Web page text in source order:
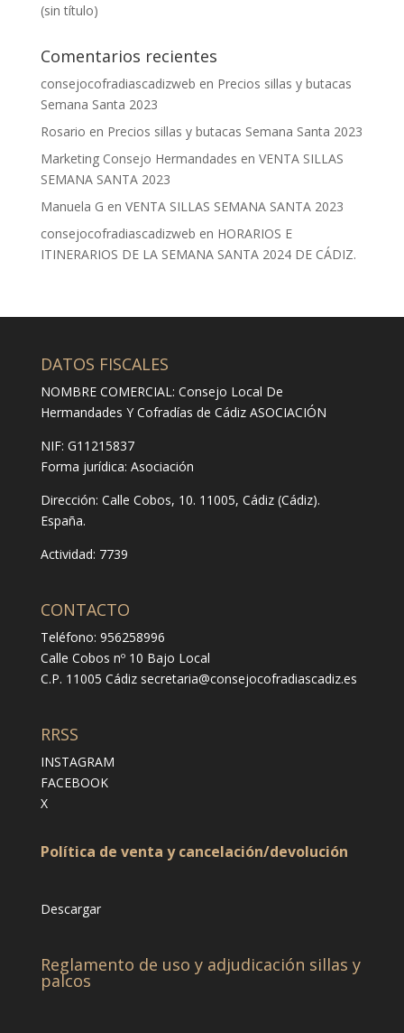
(sin título)
Comentarios recientes
consejocofradiascadizweb en Precios sillas y butacas
Semana Santa 2023
Rosario en Precios sillas y butacas Semana Santa 2023
Marketing Consejo Hermandades en VENTA SILLAS
SEMANA SANTA 2023
Manuela G en VENTA SILLAS SEMANA SANTA 2023
consejocofradiascadizweb en HORARIOS E
ITINERARIOS DE LA SEMANA SANTA 2024 DE CÁDIZ.
DATOS FISCALES
NOMBRE COMERCIAL: Consejo Local De
Hermandades Y Cofradías de Cádiz ASOCIACIÓN
NIF: G11215837
Forma jurídica: Asociación
Dirección: Calle Cobos, 10. 11005, Cádiz (Cádiz).
España.
Actividad: 7739
CONTACTO
Teléfono: 956258996
Calle Cobos nº 10 Bajo Local
C.P. 11005 Cádiz secretaria@consejocofradiascadiz.es
RRSS
INSTAGRAM
FACEBOOK
X
Política de venta y cancelación/devolución
Descargar
Reglamento de uso y adjudicación sillas y
palcos